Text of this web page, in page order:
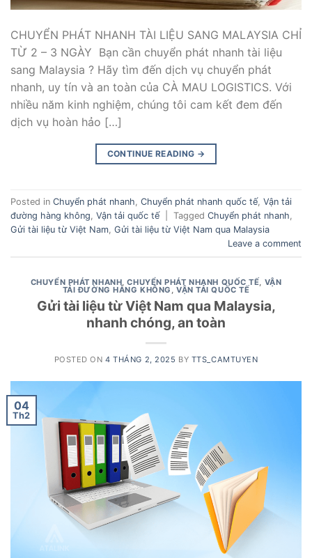
CHUYỂN PHÁT NHANH TÀI LIỆU SANG MALAYSIA CHỈ
TỪ 2 – 3 NGÀY Bạn cần chuyển phát nhanh tài liệu
sang Malaysia ? Hãy tìm đến dịch vụ chuyển phát
nhanh, uy tín và an toàn của CÀ MAU LOGISTICS. Với
nhiều năm kinh nghiệm, chúng tôi cam kết đem đến
dịch vụ hoàn hảo […]
CONTINUE READING →
Posted in Chuyển phát nhanh Chuyển phát nhanh quốc tế Vận tải
đường hàng không Vận tải quốc tế Tagged Chuyển phát nhanh
Gửi tài liệu từ Việt Nam Gửi tài liệu từ Việt Nam qua Malaysia
Leave a comment
CHUYỂN PHÁT NHANH ,CHUYỂN PHÁT NHANH QUỐC TẾ VẬN
TẢI ĐƯỜNG HÀNG KHÔNG VẬN TẢI QUỐC TẾ
Gửi tài liệu từ Việt Nam qua Malaysia,
nhanh chóng, an toàn
POSTED ON4 THÁNG 2, 2025 BY TTS_CAMTUYEN
04
Th2